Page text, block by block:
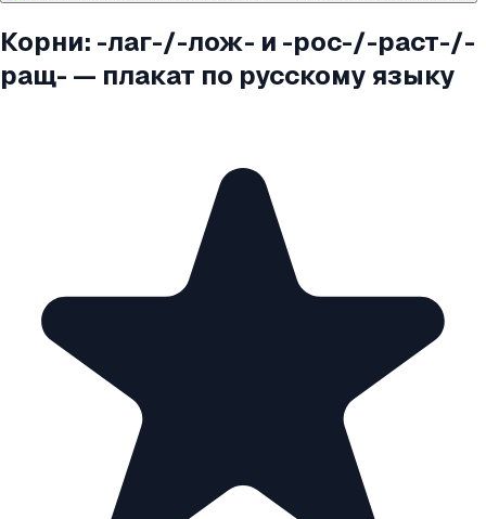
Корни: -лаг-/-лож- и -рос-/-раст-/-
ращ- — плакат по русскому языку